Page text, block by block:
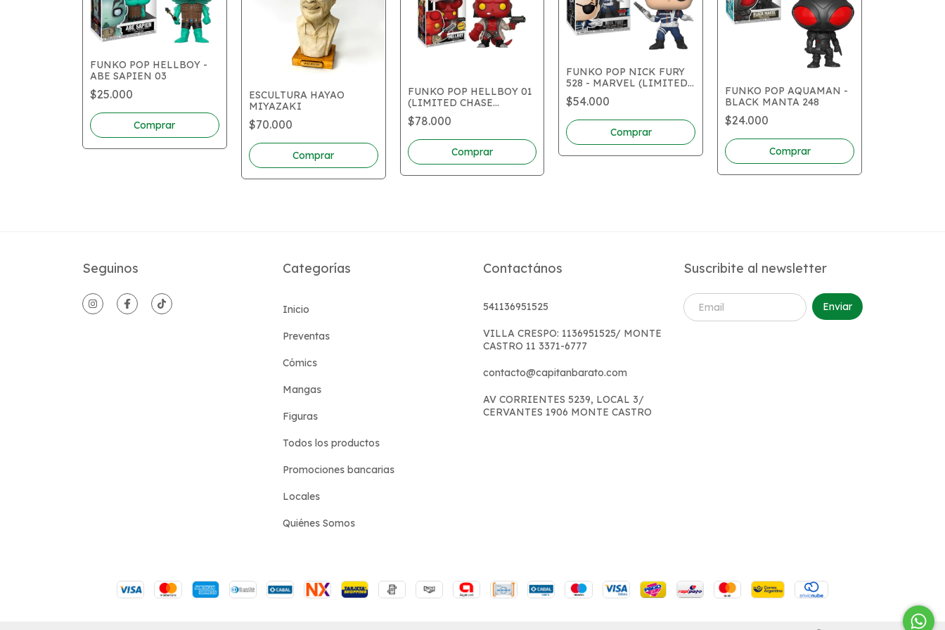
FUNKO POP HELLBOY -
ABE SAPIEN 03
$25.000
ESCULTURA HAYAO
MIYAZAKI
$70.000
FUNKO POP HELLBOY 01
(LIMITED CHASE
EDITION)
$78.000
FUNKO POP NICK FURY
528 - MARVEL (LIMITED
EDITION)
$54.000
FUNKO POP AQUAMAN -
BLACK MANTA 248
$24.000
Seguinos Categorías
Inicio
Preventas
Cómics
Mangas
Figuras
Todos los productos
Promociones bancarias
Locales
Quiénes Somos
Contactános
541136951525
VILLA CRESPO: 1136951525/ MONTE
CASTRO 11 3371-6777
contacto@capitanbarato.com
AV CORRIENTES 5239, LOCAL 3/
CERVANTES 1906 MONTE CASTRO
Suscribite al newsletter